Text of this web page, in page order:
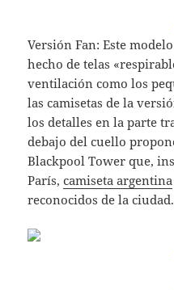
Versión Fan: Este
hecho de telas
ventilación como los
las camisetas de la
los detalles en la parte
debajo del cuello
Blackpool Tower que,
París,camiseta argentina
reconocidos de la ciudad.